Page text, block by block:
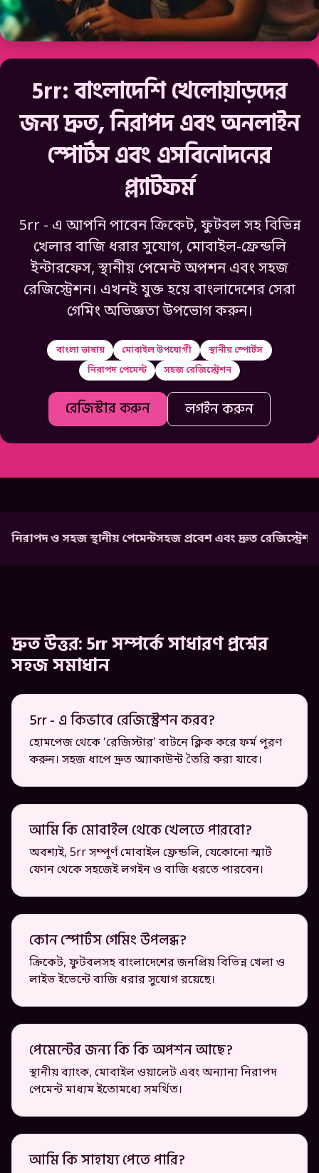
5rr: বাংলাদেশি খেলোয়াড়দের
জন্য দ্রুত, নিরাপদ এবং অনলাইন
স্পোর্টস এবং এসবিনোদনের
প্ল্যাটফর্ম
5rr - এ আপনি পাবেন ক্রিকেট, ফুটবল সহ বিভিন্ন
খেলার বাজি ধরার সুযোগ, মোবাইল-ফ্রেন্ডলি
ইন্টারফেস, স্থানীয় পেমেন্ট অপশন এবং সহজ
রেজিস্ট্রেশন। এখনই যুক্ত হয়ে বাংলাদেশের সেরা
গেমিং অভিজ্ঞতা উপভোগ করুন।
বাংলা ভাষায় মোবাইল উপযোগী
স্থানীয় স্পোর্টস
নিরাপদ পেমেন্ট
সহজ রেজিস্ট্রেশন
রেজিস্টার করুন লগইন করুন
সহজ স্থানীয় পেমেন্টসহজ প্রবেশ এবং দ্রুত রেজিস্ট্রেশন
দ্রুত উত্তর: 5rr সম্পর্কে সাধারণ প্রশ্নের
সহজ সমাধান
5rr - এ কিভাবে রেজিস্ট্রেশন করব?
হোমপেজ থেকে 'রেজিস্টার' বাটনে ক্লিক করে ফর্ম পূরণ
করুন। সহজ ধাপে দ্রুত অ্যাকাউন্ট তৈরি করা যাবে।
আমি কি মোবাইল থেকে খেলতে পারবো?
অবশ্যই, 5rr সম্পূর্ণ মোবাইল ফ্রেন্ডলি, যেকোনো স্মার্ট
ফোন থেকে সহজেই লগইন ও বাজি ধরতে পারবেন।
কোন স্পোর্টস গেমিং উপলব্ধ?
ক্রিকেট, ফুটবলসহ বাংলাদেশের জনপ্রিয় বিভিন্ন খেলা ও
লাইভ ইভেন্টে বাজি ধরার সুযোগ রয়েছে।
পেমেন্টের জন্য কি কি অপশন আছে?
স্থানীয় ব্যাংক, মোবাইল ওয়ালেট এবং অন্যান্য নিরাপদ
পেমেন্ট মাধ্যম ইতোমধ্যে সমর্থিত।
আমি কি সাহায্য পেতে পারি?